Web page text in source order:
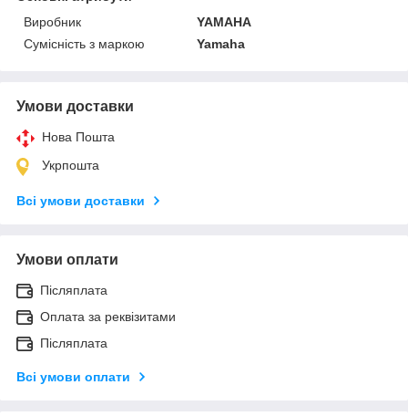
Виробник
YAMAHA
Сумісність з маркою
Yamaha
Умови доставки
Нова Пошта
Укрпошта
Всі умови доставки
Умови оплати
Післяплата
Оплата за реквізитами
Післяплата
Всі умови оплати